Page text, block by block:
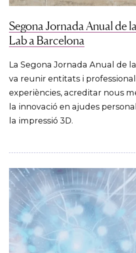
Segona Jornada Anual de
Lab a Barcelona
La Segona Jornada Anual de
va reunir entitats i
experiències, acreditar nous
la innovació en ajudes
la impressió 3D.